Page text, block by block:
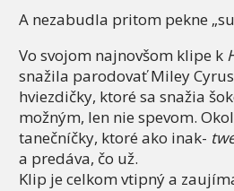
A nezabudla pritom pekne
Vo svojom najnovšom klipe k
snažila parodovať Miley
hviezdičky, ktoré sa snažia
možným, len nie spevom.
tanečníčky, ktoré ako inak-
a predáva, čo už.
Klip je celkom vtipný a